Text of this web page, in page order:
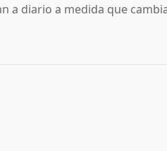
a diario a medida que